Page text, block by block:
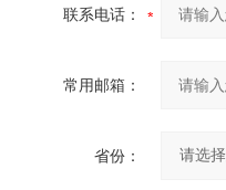
联系电话：
常用邮箱：
省份：